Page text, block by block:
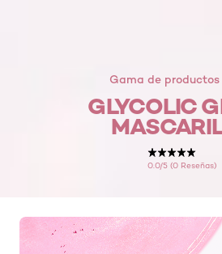
Gama de productos
GLYCOLIC
0.0/5 (0 Reseñas)